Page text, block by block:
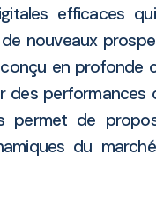
efficaces
de nouveaux
en profonde
des performances
permet de
du